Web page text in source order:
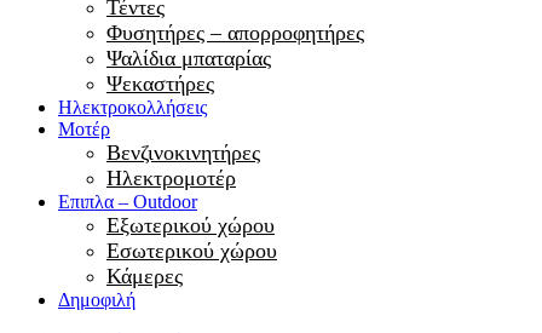
Τέντες
Φυσητήρες – απορροφητήρες
Ψαλίδια μπαταρίας
Ψεκαστήρες
Ηλεκτροκολλήσεις
Μοτέρ
Βενζινοκινητήρες
Ηλεκτρομοτέρ
Επιπλα – Outdoor
Εξωτερικού χώρου
Εσωτερικού χώρου
Κάμερες
Δημοφιλή